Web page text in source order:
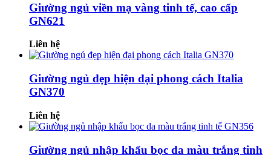
Giường ngủ viền mạ vàng tinh tế, cao cấp
GN621
Liên hệ
Giường ngủ đẹp hiện đại phong cách Italia
GN370
Liên hệ
Giường ngủ nhập khẩu bọc da màu trắng tinh